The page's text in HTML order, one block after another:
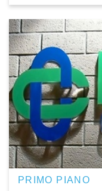
PRIMO PIANO